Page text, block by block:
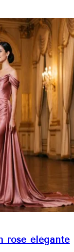
rose élégante